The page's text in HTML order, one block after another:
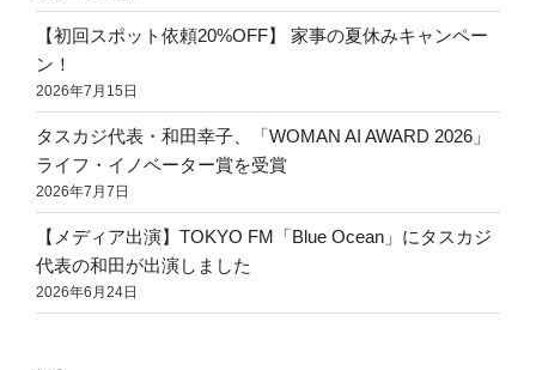
【初回スポット依頼20%OFF】 家事の夏休みキャンペー
ン！
2026年7月15日
タスカジ代表・和田幸子、「WOMAN AI AWARD 2026」
ライフ・イノベーター賞を受賞
2026年7月7日
【メディア出演】TOKYO FM「Blue Ocean」にタスカジ
代表の和田が出演しました
2026年6月24日